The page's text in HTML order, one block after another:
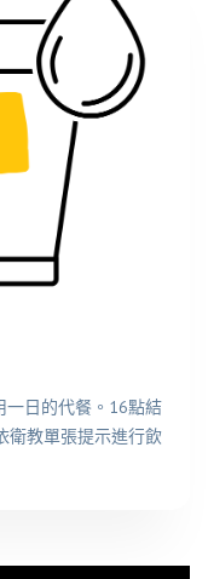
一日的代餐。16點結
衛教單張提示進行飲